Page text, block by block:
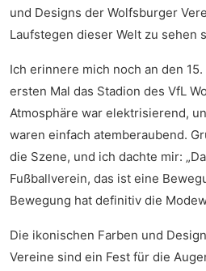
und Designs der Wolfsburger
Laufstegen dieser Welt zu sehen
Ich erinnere mich noch an den
ersten Mal das Stadion des VfL
Atmosphäre war elektrisierend,
waren einfach atemberaubend.
die Szene, und ich dachte mir:
Fußballverein, das ist eine
Bewegung hat definitiv die
Die ikonischen Farben und
Vereine sind ein Fest für die